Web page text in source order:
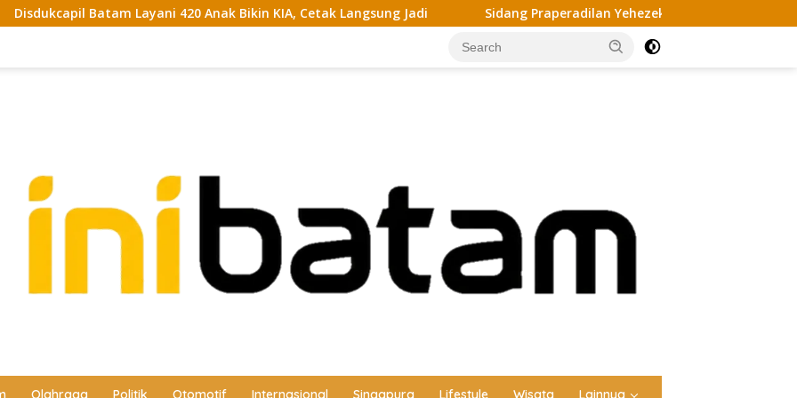
420 Anak Bikin KIA, Cetak Langsung Jadi Sidang Praperadilan Yehezekiel Memanas, Polisi Hadirkan 3 Saksi di
Olahraga Politik Otomotif Internasional Singapura Lifestyle Wisata Lainnya